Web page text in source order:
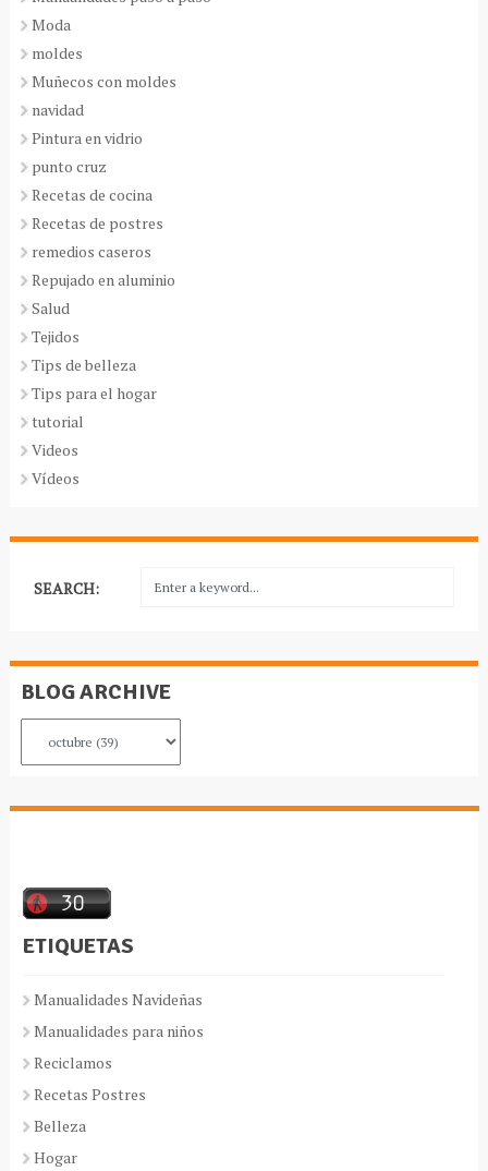
Moda
moldes
Muñecos con moldes
navidad
Pintura en vidrio
punto cruz
Recetas de cocina
Recetas de postres
remedios caseros
Repujado en aluminio
Salud
Tejidos
Tips de belleza
Tips para el hogar
tutorial
Videos
Vídeos
SEARCH:
BLOG ARCHIVE
ETIQUETAS
Manualidades Navideñas
Manualidades para niños
Reciclamos
Recetas Postres
Belleza
Hogar